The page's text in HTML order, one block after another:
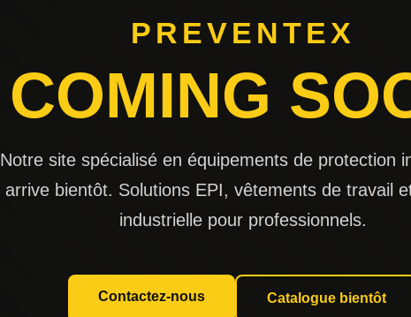
PREVENTEX
COMING
Notre site spécialisé en équipements de protection
arrive bientôt. Solutions EPI, vêtements de travail
industrielle pour professionnels.
Contactez-nous Catalogue bientôt